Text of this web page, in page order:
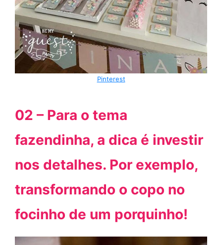
Pinterest
02 – Para o tema
fazendinha, a dica é investir
nos detalhes. Por exemplo,
transformando o copo no
focinho de um porquinho!